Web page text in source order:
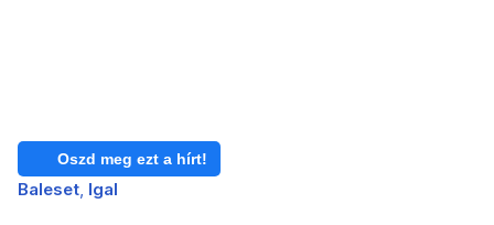
Oszd meg ezt a hírt!
Baleset Igal